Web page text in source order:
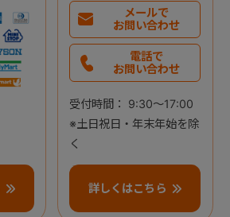
メールで
お問い合わせ
電話で
お問い合わせ
受付時間： 9:30～17:00
※土日祝日・年末年始を除
く
詳しくはこちら